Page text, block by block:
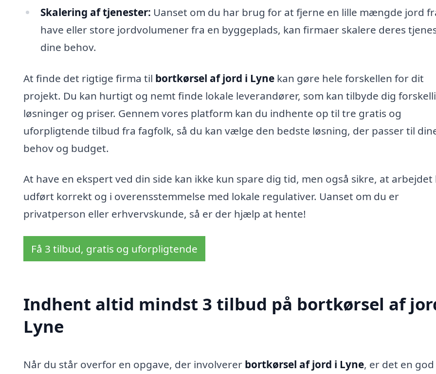
Skalering af tjenester: Uanset om du har brug for at fjerne en lille mængde jord
have eller store jordvolumener fra en byggeplads, kan firmaer skalere deres
dine behov.
At finde det rigtige firma til bortkørsel af jord i Lyne kan gøre hele forskellen for dit
projekt. Du kan hurtigt og nemt finde lokale leverandører, som kan tilbyde dig
løsninger og priser. Gennem vores platform kan du indhente op til tre gratis og
uforpligtende tilbud fra fagfolk, så du kan vælge den bedste løsning, der passer til
behov og budget.
At have en ekspert ved din side kan ikke kun spare dig tid, men også sikre, at
udført korrekt og i overensstemmelse med lokale regulativer. Uanset om du er
privatperson eller erhvervskunde, så er der hjælp at hente!
Få 3 tilbud, gratis og uforpligtende
Indhent altid mindst 3 tilbud på bortkørsel af
Lyne
Når du står overfor en opgave, der involverer bortkørsel af jord i Lyne, er det en